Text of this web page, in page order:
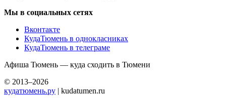
Мы в социальных сетях
Вконтакте
КудаТюмень в однокласниках
КудаТюмень в телеграме
Афиша Тюмень — куда сходить в Тюмени
© 2013–2026
кудатюмень.ру | kudatumen.ru